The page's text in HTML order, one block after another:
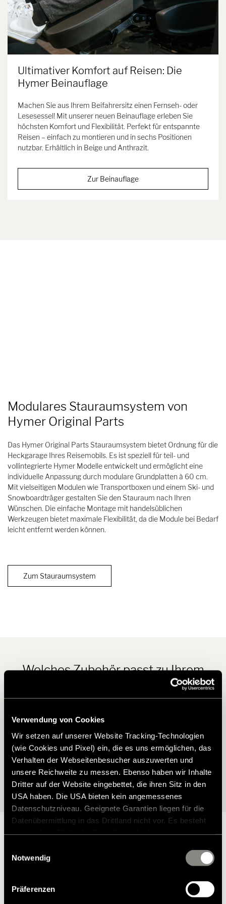
Verwendung von Cookies
Wir setzen auf unserer Website Tracking-Technologien
(wie Cookies und Pixel) ein, die es uns ermöglichen, das
Verhalten der Webseitenbesucher auszuwerten und
unsere Reichweite zu messen. Ebenso haben wir Inhalte
Dritter auf der Website eingebettet, die ihren Sitz in den
USA haben. Die USA bieten kein angemessenes
Datenschutzniveau. Geeignete Garantien liegen für die
Datenübermittlung in das Drittland nicht vor. Es besteht
zustehen. Eingesetzte Dienstleister können Daten für
zusammenführen. Weitere Informationen finden Sie in
unsererDatenschutzerklärung
. Akzeptieren Sie oder
Notwendig
Präferenzen
Ultimativer Komfort auf Reisen: Die
Hymer Beinauflage
Machen Sie aus Ihrem Beifahrersitz einen Fernseh- oder
Lesesessel! Mit unserer neuen Beinauflage erleben Sie
höchsten Komfort und Flexibilität. Perfekt für entspannte
Reisen – einfach zu montieren und in sechs Positionen
nutzbar. Erhältlich in Beige und Anthrazit.
Zur Beinauflage
Modulares Stauraumsystem von
Hymer Original Parts
Das Hymer Original Parts Stauraumsystem bietet Ordnung für die
Heckgarage Ihres Reisemobils. Es ist speziell für teil- und
vollintegrierte Hymer Modelle entwickelt und ermöglicht eine
individuelle Anpassung durch modulare Grundplatten à 60 cm.
Mit vielseitigen Modulen wie Transportboxen und einem Ski- und
Snowboardträger gestalten Sie den Stauraum nach Ihren
Wünschen. Die einfache Montage mit handelsüblichen
Werkzeugen bietet maximale Flexibilität, da die Module bei Bedarf
leicht entfernt werden können.
Zum Stauraumsystem
Welches Zubehör passt zu Ihrem
Ihr Modell abgestimmt. Mit unserem Zubehörfinder wählen Sie Ihr
Fahrzeug ganz einfach aus und entdecken anschließend alle
verfügbaren Möglichkeiten.
Zur Modellauswahl
Zubehör?